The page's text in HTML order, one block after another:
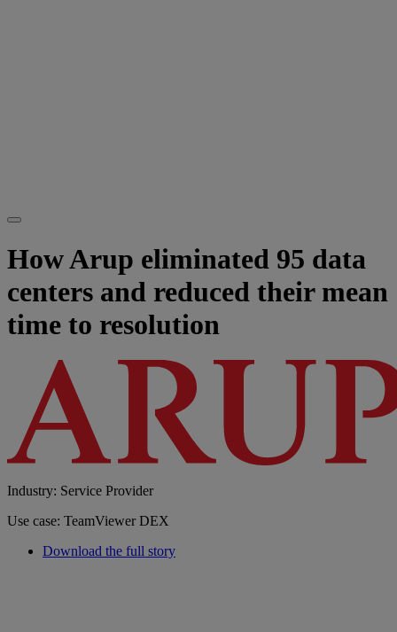
How Arup eliminated 95 data
centers and reduced their mean
time to resolution
Industry: Service Provider
Use case: TeamViewer DEX
Download the full story